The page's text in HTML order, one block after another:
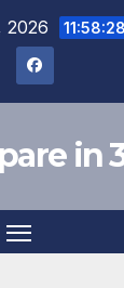
2026
in